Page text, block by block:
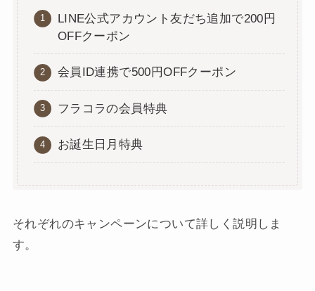
LINE公式アカウント友だち追加で200円
OFFクーポン
会員ID連携で500円OFFクーポン
フラコラの会員特典
お誕生日月特典
それぞれのキャンペーンについて詳しく説明しま
す。